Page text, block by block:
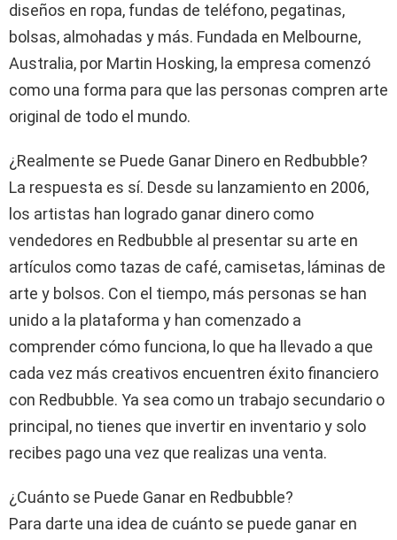
diseños en ropa, fundas de teléfono, pegatinas,
bolsas, almohadas y más. Fundada en Melbourne,
Australia, por Martin Hosking, la empresa comenzó
como una forma para que las personas compren arte
original de todo el mundo.
¿Realmente se Puede Ganar Dinero en Redbubble?
La respuesta es sí. Desde su lanzamiento en 2006,
los artistas han logrado ganar dinero como
vendedores en Redbubble al presentar su arte en
artículos como tazas de café, camisetas, láminas de
arte y bolsos. Con el tiempo, más personas se han
unido a la plataforma y han comenzado a
comprender cómo funciona, lo que ha llevado a que
cada vez más creativos encuentren éxito financiero
con Redbubble. Ya sea como un trabajo secundario o
principal, no tienes que invertir en inventario y solo
recibes pago una vez que realizas una venta.
¿Cuánto se Puede Ganar en Redbubble?
Para darte una idea de cuánto se puede ganar en